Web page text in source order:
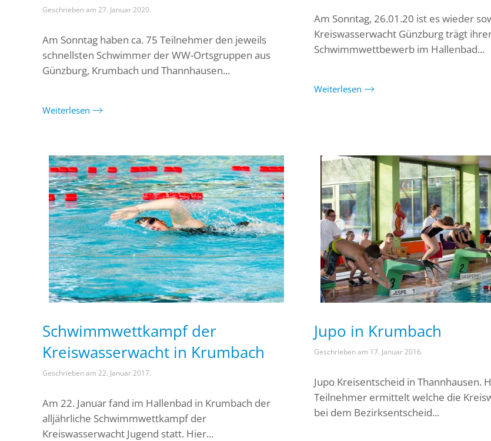
Geschrieben am 27. Januar 2020.
Am Sonntag haben ca. 75 Teilnehmer den jeweils
schnellsten Schwimmer der WW-Ortsgruppen aus
Günzburg, Krumbach und Thannhausen...
Weiterlesen
Am Sonntag, 26.01.20 ist es wieder
Kreiswasserwacht Günzburg trägt
Schwimmwettbewerb im Hallenbad...
Weiterlesen
Schwimmwettkampf der
Kreiswasserwacht in Krumbach
Geschrieben am 22. Januar 2017.
Am 22. Januar fand im Hallenbad in Krumbach der
alljährliche Schwimmwettkampf der
Kreiswasserwacht Jugend statt. Hier...
Jupo in Krumbach
Geschrieben am 17. Januar 2016.
Jupo Kreisentscheid in Thannhausen.
Teilnehmer ermittelt welche die
bei dem Bezirksentscheid...